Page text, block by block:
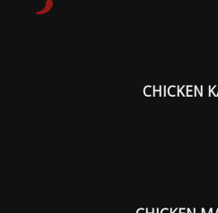
CHICKEN